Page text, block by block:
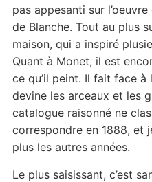
pas appesanti sur
de Blanche. Tout au plus
maison, qui a inspiré
Quant à Monet, il est
ce qu’il peint. Il fait face
devine les arceaux et les
catalogue raisonné ne
correspondre en 1888, et
plus les autres années.
Le plus saisissant, c’est